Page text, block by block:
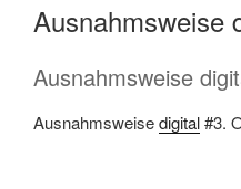
Ausnahmsweise
Ausnahmsweise
Ausnahmsweisedigital#3.